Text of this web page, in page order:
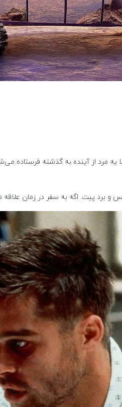
یه مرد از آینده به گذشته فرستاده
برد پیت. اگه به سفر در زمان علاقه